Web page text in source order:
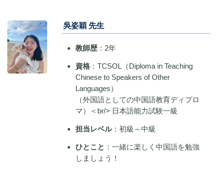
吳姿穎 先生
教師歴 ：2年
資格 ：TCSOL（Diploma in Teaching
Chinese to Speakers of Other
Languages）
（外国語としての中国語教育ディプロ
マ）＜br/> 日本語能力試験一級
担当レベル：初級～中級
ひとこと ：一緒に楽しく中国語を勉強
しましょう！